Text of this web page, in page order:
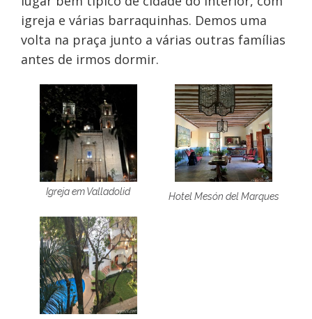
igreja e várias barraquinhas. Demos uma
volta na praça junto a várias outras famílias
antes de irmos dormir.
Igreja em Valladolid Hotel Mesón del Marques